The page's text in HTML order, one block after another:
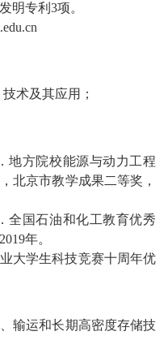
明专利 3项。
技术及其应用 ；
．地方院校能源与动力工程
北京市教学成果二等奖，
．全国石油和化工教育优秀
2019年。
大学生科技竞赛十周年优
输运和长期高密度存储技